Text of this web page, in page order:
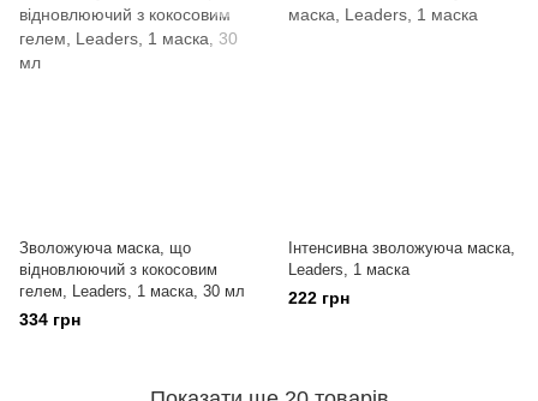
Зволожуюча маска, що
відновлюючий з кокосовим
гелем, Leaders, 1 маска, 30 мл
334 грн
Інтенсивна зволожуюча маска,
Leaders, 1 маска
222 грн